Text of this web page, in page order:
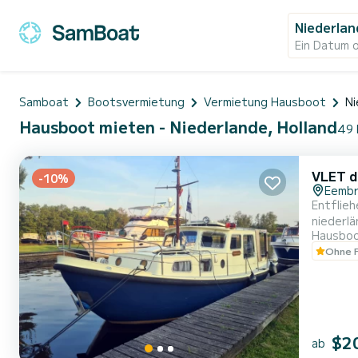
Ein Datum
Samboat Bootsvermietung Vermietung Hausboot
Hausboot mieten - Niederlande, Holland49
-10% VLET
wasOhne
ab